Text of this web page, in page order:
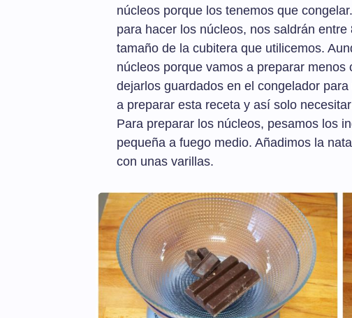
núcleos porque los tenemos que
para hacer los núcleos, nos saldrán
tamaño de la cubitera que utilicemos.
núcleos porque vamos a preparar
dejarlos guardados en el congelador
a preparar esta receta y así solo
Para preparar los núcleos, pesamos los
pequeña a fuego medio. Añadimos la
con unas varillas.